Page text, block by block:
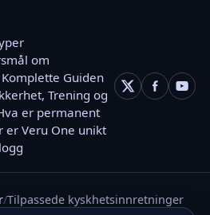
om
Guiden
Trening og
er permanent
er Veru One unikt
Tilpassede kyskhetsinnretninger